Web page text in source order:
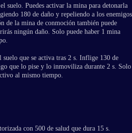
suelo. Puedes activar la mina para detonarla
180 de daño y repeliendo a los enemigos
de la mina de conmoción también puede
ningún daño. Solo puede haber 1 mina
suelo que se activa tras 2 s. Inflige 130 de
que lo pise y lo inmoviliza durante 2 s. Solo
al mismo tiempo.
con 500 de salud que dura 15 s.